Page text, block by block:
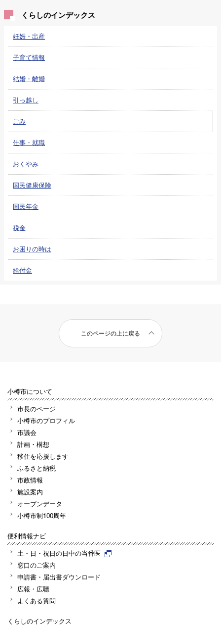
くらしのインデックス
妊娠・出産
子育て情報
結婚・離婚
引っ越し
ごみ
仕事・就職
おくやみ
国民健康保険
国民年金
税金
お困りの時は
給付金
このページの上に戻る
小樽市について
市長のページ
小樽市のプロフィル
市議会
計画・構想
移住を応援します
ふるさと納税
市政情報
施設案内
オープンデータ
小樽市制100周年
便利情報ナビ
土・日・祝日の日中の当番医
窓口のご案内
申請書・届出書ダウンロード
広報・広聴
よくある質問
くらしのインデックス